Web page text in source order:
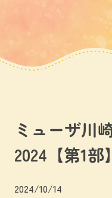
ミューザ川
2024【第1部】
2024/10/14